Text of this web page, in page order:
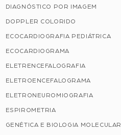
DIAGNÓSTICO POR IMAGEM
DOPPLER COLORIDO
ECOCARDIOGRAFIA PEDIÁTRICA
ECOCARDIOGRAMA
ELETRENCEFALOGRAFIA
ELETROENCEFALOGRAMA
ELETRONEUROMIOGRAFIA
ESPIROMETRIA
GENÉTICA E BIOLOGIA MOLECULAR